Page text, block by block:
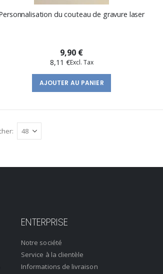
du couteau de gravure laser
9,90 €
8,11 €
AJOUTER AU PANIER
ENTERPRISE
Notre société
Service à la clientèle
Informations de livraison